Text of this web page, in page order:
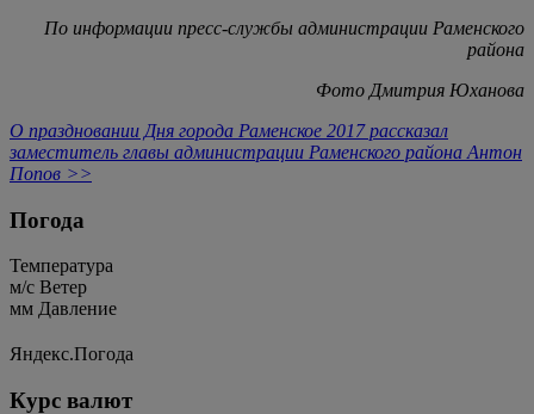
По информации пресс-службы администрации Раменского
района
Фото Дмитрия Юханова
О праздновании Дня города Раменское 2017 рассказал
заместитель главы администрации Раменского района Антон
Попов ˃˃
Погода
Температура
м/c Ветер
мм Давление
Яндекс.Погода
Курс валют